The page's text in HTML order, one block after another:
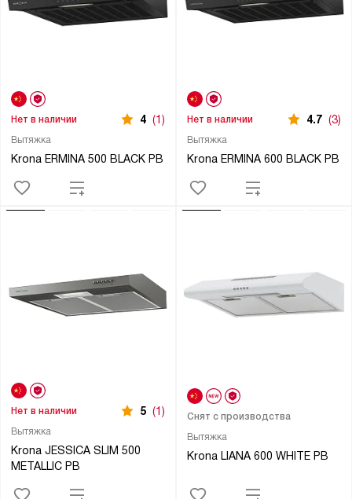
Вытяжка
Krona ERMINA 500 BLACK PB
Нет в наличии 4 (1)
Вытяжка
Krona ERMINA 600 BLACK PB
Нет в наличии 4.7 (3)
Вытяжка
Krona JESSICA SLIM 500
METALLIC PB
Нет в наличии 5 (1)
Вытяжка
Krona LIANA 600 WHITE PB
Снят с производства